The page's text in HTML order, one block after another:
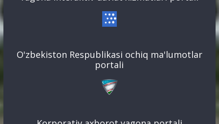
O'zbekiston Respublikasi ochiq ma'lumotlar
portali